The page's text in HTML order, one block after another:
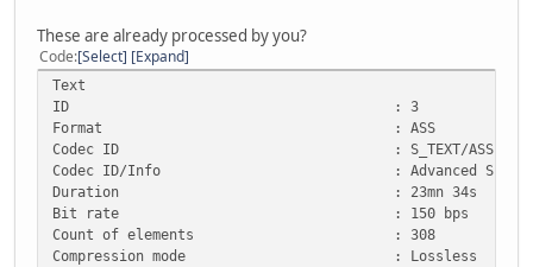
These are already processed by you?
Code Select Expand
Text
ID : 3
Format : ASS
Codec ID : S_TEXT/ASS
Codec ID/Info : Advanced Sub
Duration : 23mn 34s
Bit rate : 150 bps
Count of elements : 308
Compression mode : Lossless